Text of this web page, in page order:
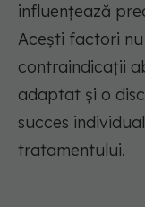
influențează
Acești factori
contraindicații
adaptat și o
succes
tratamentului.